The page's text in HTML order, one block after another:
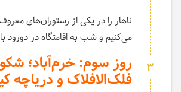
ناهار را در یکی از رستوران‌های
می‌کنیم و شب به اقامتگاه در دورود
3 روز سوم: خرم‌آباد؛
فلک‌الافلاک و دریاچه